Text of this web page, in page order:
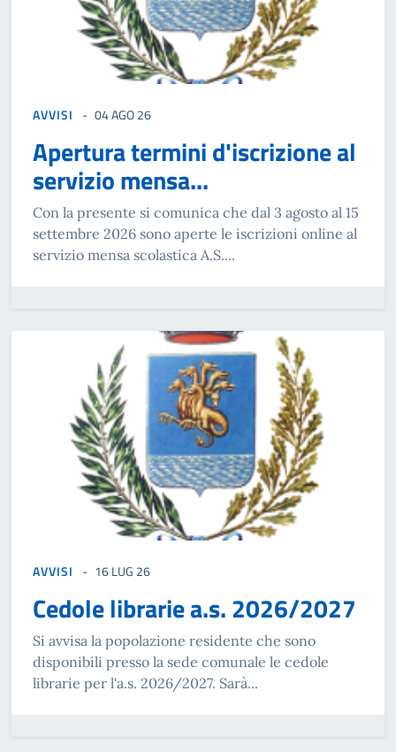
AVVISI 04 AGO 26
Apertura termini d'iscrizione al
servizio mensa...
Con la presente si comunica che dal 3 agosto al 15
settembre 2026 sono aperte le iscrizioni online al
servizio mensa scolastica A.S....
AVVISI 16 LUG 26
Cedole librarie a.s. 2026/2027
Si avvisa la popolazione residente che sono
disponibili presso la sede comunale le cedole
librarie per l'a.s. 2026/2027. Sarà...